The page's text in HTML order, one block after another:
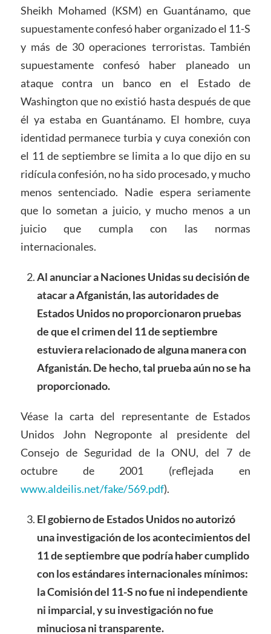
Sheikh Mohamed (KSM) en Guantánamo, que
supuestamente confesó haber organizado el 11-S
y más de 30 operaciones terroristas. También
supuestamente confesó haber planeado un
ataque contra un banco en el Estado de
Washington que no existió hasta después de que
él ya estaba en Guantánamo. El hombre, cuya
identidad permanece turbia y cuya conexión con
el 11 de septiembre se limita a lo que dijo en su
ridícula confesión, no ha sido procesado, y mucho
menos sentenciado. Nadie espera seriamente
que lo sometan a juicio, y mucho menos a un
juicio que cumpla con las normas
internacionales.
Al anunciar a Naciones Unidas su decisión de
atacar a Afganistán, las autoridades de
Estados Unidos no proporcionaron pruebas
de que el crimen del 11 de septiembre
estuviera relacionado de alguna manera con
Afganistán. De hecho, tal prueba aún no se ha
proporcionado.
Véase la carta del representante de Estados
Unidos John Negroponte al presidente del
Consejo de Seguridad de la ONU, del 7 de
octubre de 2001 (reflejada en
www.aldeilis.net/fake/569.pdf).
El gobierno de Estados Unidos no autorizó
una investigación de los acontecimientos del
11 de septiembre que podría haber cumplido
con los estándares internacionales mínimos:
la Comisión del 11-S no fue ni independiente
ni imparcial, y su investigación no fue
minuciosa ni transparente.